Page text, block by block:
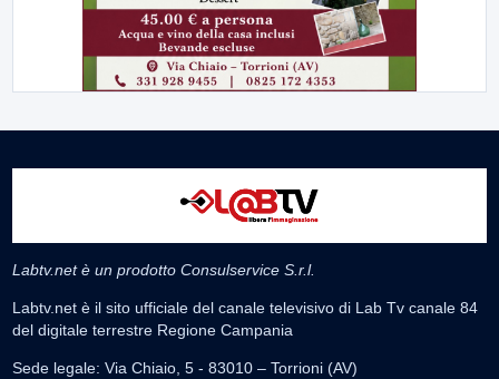
Labtv.net è un prodotto Consulservice S.r.l.
Labtv.net è il sito ufficiale del canale televisivo di Lab Tv canale 84
del digitale terrestre Regione Campania
Sede legale: Via Chiaio, 5 - 83010 – Torrioni (AV)